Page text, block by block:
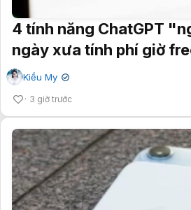
4 tính năng ChatGPT
ngày xưa tính phí giờ
Kiều My ✔
3 giờ trước